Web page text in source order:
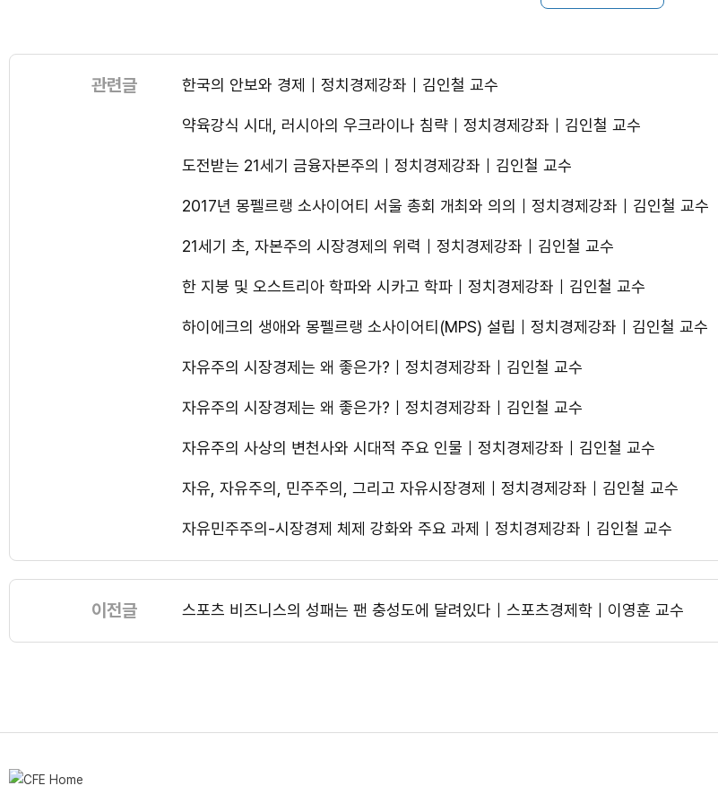
관련글 한국의 안보와 경제｜정치경제강좌｜김인철 교수
약육강식 시대, 러시아의 우크라이나 침략｜정치경제강좌｜김인철 교수
도전받는 21세기 금융자본주의｜정치경제강좌｜김인철 교수
2017년 몽펠르랭 소사이어티 서울 총회 개최와 의의｜정치경제강좌｜김인철 교수
21세기 초, 자본주의 시장경제의 위력｜정치경제강좌｜김인철 교수
한 지붕 및 오스트리아 학파와 시카고 학파｜정치경제강좌｜김인철 교수
하이에크의 생애와 몽펠르랭 소사이어티(MPS) 설립｜정치경제강좌｜김인철 교수
자유주의 시장경제는 왜 좋은가?｜정치경제강좌｜김인철 교수
자유주의 시장경제는 왜 좋은가?｜정치경제강좌｜김인철 교수
자유주의 사상의 변천사와 시대적 주요 인물｜정치경제강좌｜김인철 교수
자유, 자유주의, 민주주의, 그리고 자유시장경제｜정치경제강좌｜김인철 교수
자유민주주의-시장경제 체제 강화와 주요 과제｜정치경제강좌｜김인철 교수
이전글 스포츠 비즈니스의 성패는 팬 충성도에 달려있다｜스포츠경제학｜이영훈 교수